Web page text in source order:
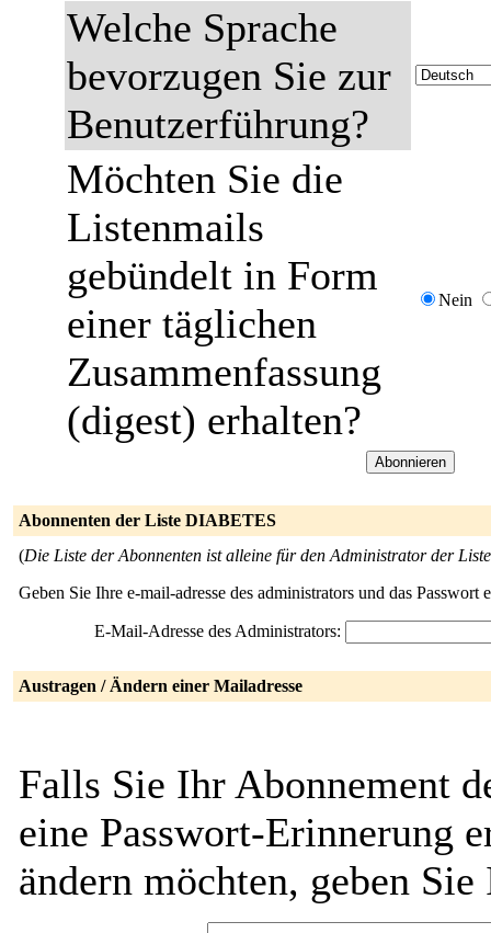
Welche Sprache
bevorzugen Sie zur
Benutzerführung?
Möchten Sie die
Listenmails
gebündelt in Form
einer täglichen
Zusammenfassung
(digest) erhalten?
Nein
Abonnenten der Liste DIABETES
(Die Liste der Abonnenten ist alleine für den Administrator der
Geben Sie Ihre e-mail-adresse des administrators und das
E-Mail-Adresse des Administrators:
Austragen / Ändern einer Mailadresse
Falls Sie Ihr Abonnement
eine Passwort-Erinnerung
ändern möchten, geben